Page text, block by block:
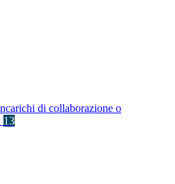
di collaborazione o
13